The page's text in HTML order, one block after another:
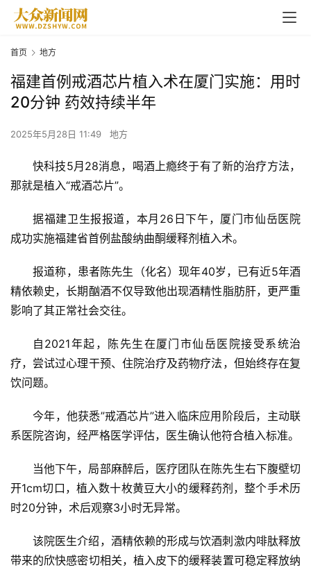
首页 地方
福建首例戒酒芯片植入术在厦门实施：用时
20分钟 药效持续半年
2025年5月28日 11:49 地方
快科技5月28消息，喝酒上瘾终于有了新的治疗方法，
那就是植入“戒酒芯片”。
据福建卫生报报道，本月26日下午，厦门市仙岳医院
成功实施福建省首例盐酸纳曲酮缓释剂植入术。
报道称，患者陈先生（化名）现年40岁，已有近5年酒
精依赖史，长期酗酒不仅导致他出现酒精性脂肪肝，更严重
影响了其正常社会交往。
自2021年起，陈先生在厦门市仙岳医院接受系统治
疗，尝试过心理干预、住院治疗及药物疗法，但始终存在复
饮问题。
今年，他获悉”戒酒芯片”进入临床应用阶段后，主动联
系医院咨询，经严格医学评估，医生确认他符合植入标准。
当他下午，局部麻醉后，医疗团队在陈先生右下腹壁切
开1cm切口，植入数十枚黄豆大小的缓释药剂，整个手术历
时20分钟，术后观察3小时无异常。
该院医生介绍，酒精依赖的形成与饮酒刺激内啡肽释放
带来的欣快感密切相关，植入皮下的缓释装置可稳定释放纳